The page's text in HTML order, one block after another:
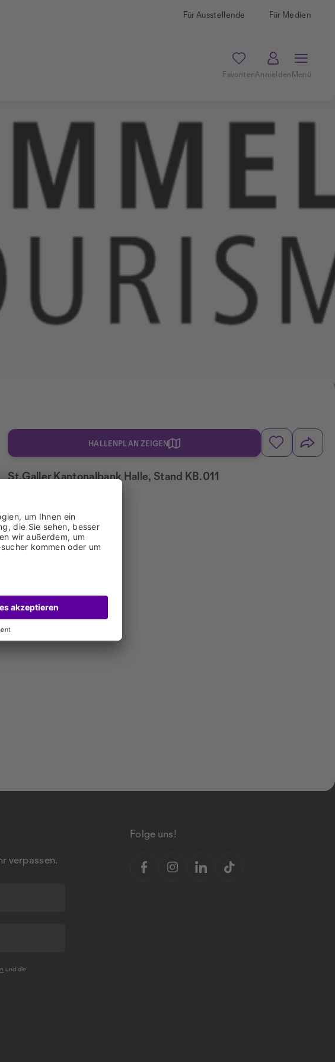
Für Ausstellende Für Medien
FavoritenAnmeldenMenü
HALLENPLAN ZEIGEN
St.Galler Kantonalbank Halle, Stand KB.011
verpassen.
und die
Folge uns!